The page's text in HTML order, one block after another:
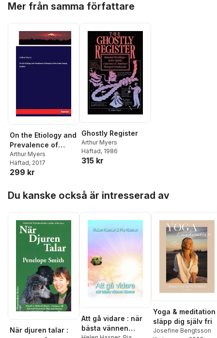
Mer från samma författare
On the Etiology and
Prevalence of
Diseases of the
Heart Among
Soldiers
Arthur Myers
Häftad, 2017
299 kr
Ghostly Register
Arthur Myers
Häftad, 1986
315 kr
Du kanske också är intresserad av
När djuren talar :
Att gå vidare : när
bästa vännen
Yoga & meditation
släpp dig själv fri
Josefine Bengtsson